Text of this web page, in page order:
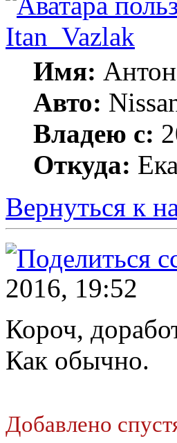
Itan_Vazlak
Имя: Антон
Авто:
Владею с:
Откуда:
Вернуться к
2016, 19:52
Короч,
Как обычно.
Добавлено